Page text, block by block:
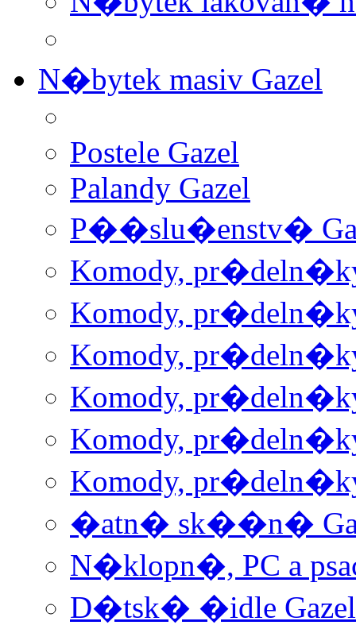
N�bytek masiv Gazel
Postele Gazel
Palandy Gazel
P��slu�enstv�
Komody,
Komody,
Komody,
Komody,
Komody,
Komody,
�atn� sk��n�
N�klopn�, PC a
D�tsk� �idle Gazel